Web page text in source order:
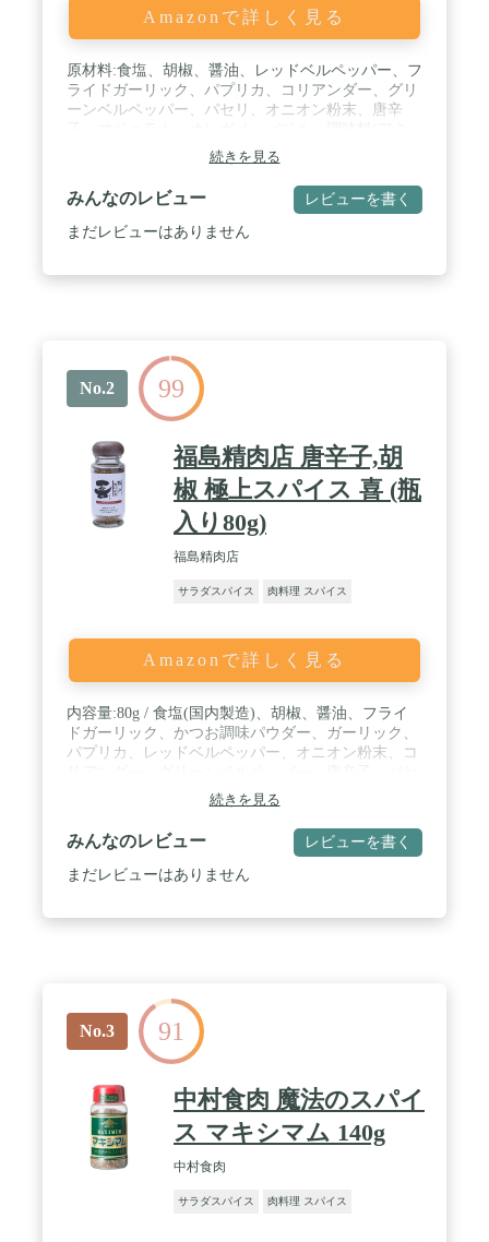
Amazonで詳しく見る
原材料:食塩、胡椒、醤油、レッドベルペッパー、フ
ライドガーリック、パプリカ、コリアンダー、グリ
ーンベルペッパー、パセリ、オニオン粉末、唐辛
ノ酸等)、(原材料の一部に大豆、小麦を含む) / 内容
量:110g / アレルギー表示:大豆、小麦 / 商品サイズ
(高さx奥行x幅):12cm×5cm×5cm / 原産国:日本
続きを見る
みんなのレビュー レビューを書く
まだレビューはありません
No.2 99
福島精肉店 唐辛子,胡
椒 極上スパイス 喜 (瓶
入り80g)
福島精肉店
サラダスパイス 肉料理 スパイス
Amazonで詳しく見る
内容量:80g / 食塩(国内製造)、胡椒、醤油、フライ
ドガーリック、かつお調味パウダー、ガーリック、
パプリカ、レッドベルペッパー、オニオン粉末、コ
リ、マジョラム、オレガノ、バジル/調味料(アミノ
酸等)、(一部に小麦・大豆を含む) / 商品サイズ(高さ
×奥行×幅):10.2cm×4.4cm×4.4cm / 食塩、胡椒、ガー
リック、醤油、パプリカ、レッドベルペッパー、鰹
エキス、オニオン粉末、コリアンダー、グリーンベ
続きを見る
みんなのレビュー レビューを書く
まだレビューはありません
No.3 91
中村食肉 魔法のスパイ
ス マキシマム 140g
中村食肉
サラダスパイス 肉料理 スパイス